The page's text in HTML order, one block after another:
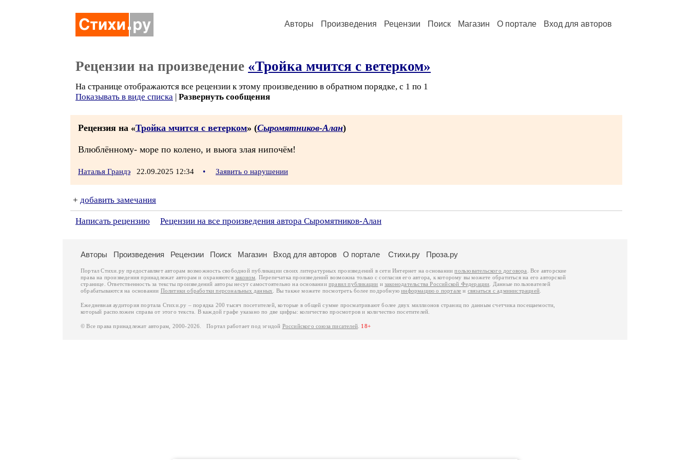
Авторы Произведения Рецензии Поиск Магазин О портале Вход для авторов
Рецензии на произведение «Тройка мчится с ветерком»
На странице отображаются все рецензии к этому произведению в обратном порядке, с 1 по 1
Показывать в виде списка | Развернуть сообщения
Рецензия на «Тройка мчится с ветерком» (Сыромятников-Алан)
Влюблённому- море по колено, и вьюга злая нипочём!
Наталья Грандэ 22.09.2025 12:34 • Заявить о нарушении
+ добавить замечания
Написать рецензию Рецензии на все произведения автора Сыромятников-Алан
Авторы Произведения Рецензии Поиск Магазин Вход для авторов О портале Стихи.ру Проза.ру
Портал Стихи.ру предоставляет авторам возможность свободной публикации своих литературных произведений в сети Интернет на основаниипользовательского договора
. Все авторские
права на произведения принадлежат авторам и охраняются законом . Перепечатка произведений возможна только с согласия его автора, к которому вы можете обратиться на его авторской
странице. Ответственность за тексты произведений авторы несут самостоятельно на основанииправил публикации изаконодательства Российской Федерации . Данные пользователей
обрабатываются на основании Политики обработки персональных данных . Вы также можете посмотреть более подробнуюинформацию о портале и связаться с администрацией
Ежедневная аудитория портала Стихи.ру – порядка 200 тысяч посетителей, которые в общей сумме просматривают более двух миллионов страниц по данным счетчика посещаемости,
который расположен справа от этого текста. В каждой графе указано по две цифры: количество просмотров и количество посетителей.
© Все права принадлежат авторам, 2000-2026. Портал работает под эгидой Российского союза писателей 18+